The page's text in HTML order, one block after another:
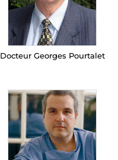
Docteur Georges Pourtalet